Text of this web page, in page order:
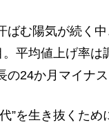
む陽気が続く
平均値上げ率
の24か月マイナス
”を生き抜くため